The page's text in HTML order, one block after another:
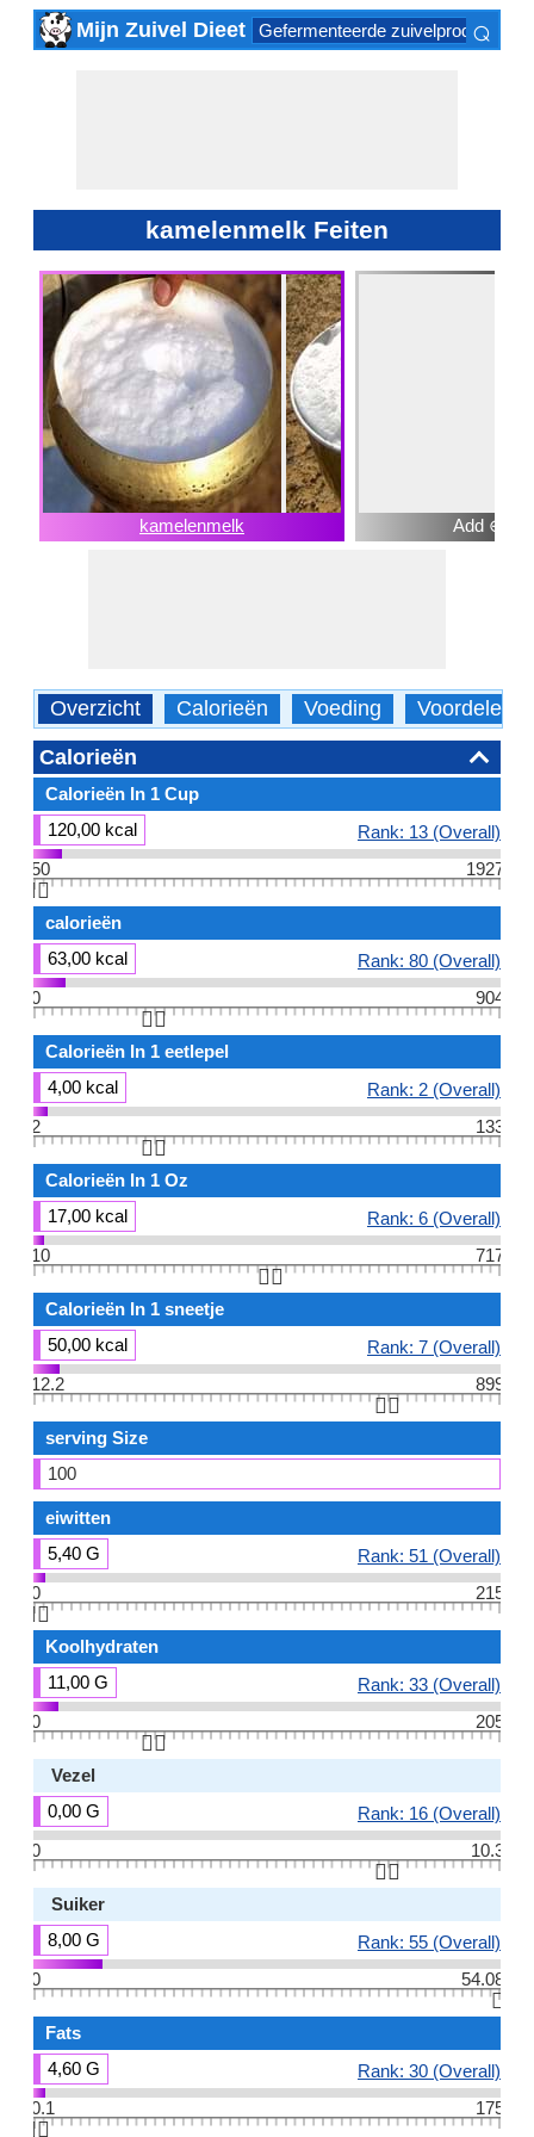
Mijn Zuivel Dieet Gefermenteerde zuivelproducten
⌕
kamelenmelk Feiten
kamelenmelk Add ⊕
Overzicht Calorieën Voeding Voordelen
Calorieën
Calorieën In 1 Cup
120,00 kcal
Rank: 13 (Overall)
50
1927
👆🏻
calorieën
63,00 kcal
Rank: 80 (Overall)
0
904
👆🏻
Calorieën In 1 eetlepel
4,00 kcal
Rank: 2 (Overall)
2
133
👆🏻
Calorieën In 1 Oz
17,00 kcal
Rank: 6 (Overall)
10
717
👆🏻
Calorieën In 1 sneetje
50,00 kcal
Rank: 7 (Overall)
12.2
899
👆🏻
serving Size
100
eiwitten
5,40 G
Rank: 51 (Overall)
0
215
👆🏻
Koolhydraten
11,00 G
Rank: 33 (Overall)
0
205
👆🏻
Vezel
0,00 G
Rank: 16 (Overall)
0
10.3
👆🏻
Suiker
8,00 G
Rank: 55 (Overall)
0
54.08
👆🏻
Fats
4,60 G
Rank: 30 (Overall)
0.1
175
👆🏻